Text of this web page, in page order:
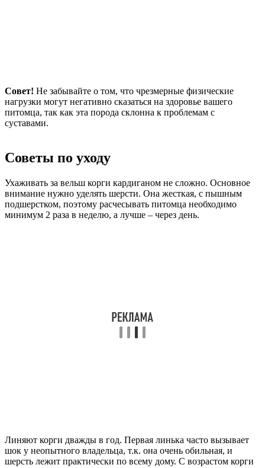
Совет! Не забывайте о том, что чрезмерные физические
нагрузки могут негативно сказаться на здоровье вашего
питомца, так как эта порода склонна к проблемам с
суставами.
Советы по уходу
Ухаживать за вельш корги кардиганом не сложно. Основное
внимание нужно уделять шерсти. Она жесткая, с пышным
подшерстком, поэтому расчесывать питомца необходимо
минимум 2 раза в неделю, а лучше – через день.
Линяют корги дважды в год. Первая линька часто вызывает
шок у неопытного владельца, т.к. она очень обильная, и
шерсть лежит практически по всему дому. С возрастом корги